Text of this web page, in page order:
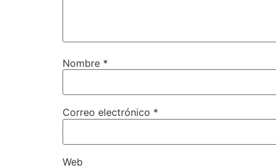
Nombre *
Correo electrónico *
Web